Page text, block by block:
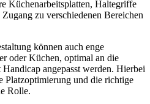
Küchenarbeitsplatten, Haltegriffe
zu verschiedenen Bereichen
können auch enge
oder Küchen, optimal an die
angepasst werden. Hierbei
Platzoptimierung und die richtige
Rolle.